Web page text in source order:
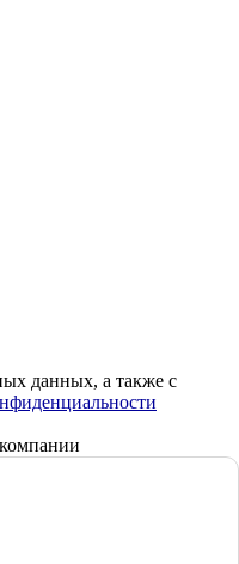
данных, а также с